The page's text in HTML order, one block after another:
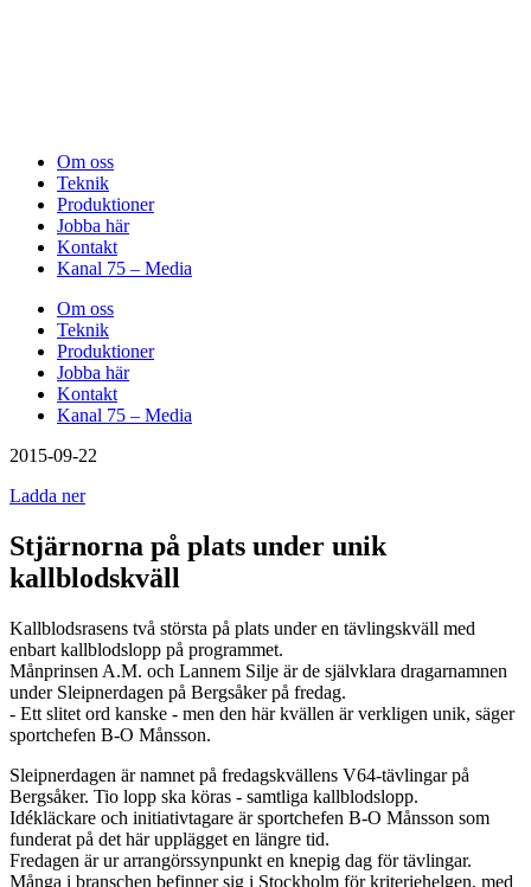
Om oss
Teknik
Produktioner
Jobba här
Kontakt
Kanal 75 – Media
Om oss
Teknik
Produktioner
Jobba här
Kontakt
Kanal 75 – Media
2015-09-22
Ladda ner
Stjärnorna på plats under unik
kallblodskväll
Kallblodsrasens två största på plats under en tävlingskväll med
enbart kallblodslopp på programmet.
Månprinsen A.M. och Lannem Silje är de självklara dragarnamnen
under Sleipnerdagen på Bergsåker på fredag.
- Ett slitet ord kanske - men den här kvällen är verkligen unik, säger
sportchefen B-O Månsson.
Sleipnerdagen är namnet på fredagskvällens V64-tävlingar på
Bergsåker. Tio lopp ska köras - samtliga kallblodslopp.
Idékläckare och initiativtagare är sportchefen B-O Månsson som
funderat på det här upplägget en längre tid.
Fredagen är ur arrangörssynpunkt en knepig dag för tävlingar.
Många i branschen befinner sig i Stockholm för kriteriehelgen, med